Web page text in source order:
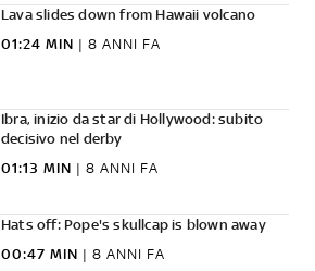
Lava slides down from Hawaii volcano
01:24 MIN | 8 ANNI FA
Ibra, inizio da star di Hollywood: subito
decisivo nel derby
01:13 MIN | 8 ANNI FA
Hats off: Pope's skullcap is blown away
00:47 MIN | 8 ANNI FA